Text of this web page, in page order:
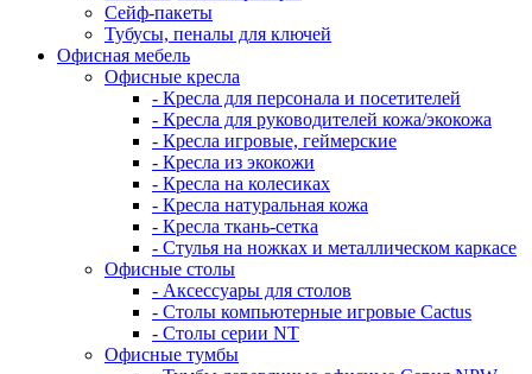
Сейф-пакеты
Тубусы, пеналы для ключей
Офисная мебель
Офисные кресла
- Кресла для персонала и посетителей
- Кресла для руководителей кожа/экокожа
- Кресла игровые, геймерские
- Кресла из экокожи
- Кресла на колесиках
- Кресла натуральная кожа
- Кресла ткань-сетка
- Стулья на ножках и металлическом каркасе
Офисные столы
- Аксессуары для столов
- Столы компьютерные игровые Cactus
- Столы серии NT
Офисные тумбы